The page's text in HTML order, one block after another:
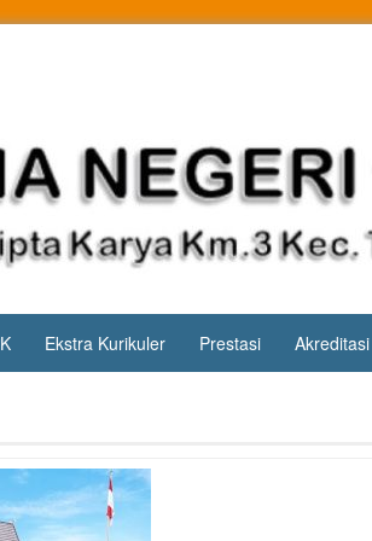
Ekstra Kurikuler Prestasi Akreditasi